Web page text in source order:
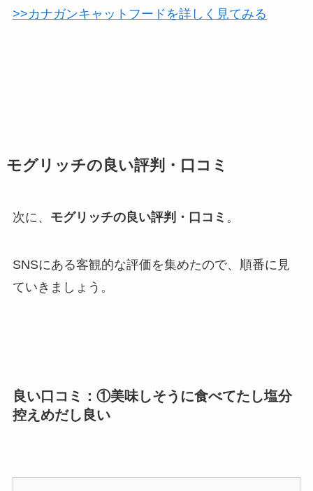
>>カナガンキャットフードを詳しく見てみる
モグリッチの良い評判・口コミ
次に、 モグリッチの良い評判・口コミ 。
SNSにある客観的な評価を集めたので、順番に見
ていきましょう。
良い口コミ：①美味しそうに食べてたし塩分
控えめだし良い